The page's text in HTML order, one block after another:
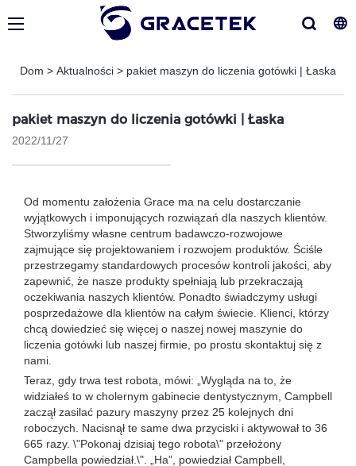
Dom > Aktualności > pakiet maszyn do liczenia gotówki | Łaska
pakiet maszyn do liczenia gotówki | Łaska
2022/11/27
Od momentu założenia Grace ma na celu dostarczanie
wyjątkowych i imponujących rozwiązań dla naszych klientów.
Stworzyliśmy własne centrum badawczo-rozwojowe
zajmujące się projektowaniem i rozwojem produktów. Ściśle
przestrzegamy standardowych procesów kontroli jakości, aby
zapewnić, że nasze produkty spełniają lub przekraczają
oczekiwania naszych klientów. Ponadto świadczymy usługi
posprzedażowe dla klientów na całym świecie. Klienci, którzy
chcą dowiedzieć się więcej o naszej nowej maszynie do
liczenia gotówki lub naszej firmie, po prostu skontaktuj się z
nami.
Teraz, gdy trwa test robota, mówi: „Wygląda na to, że
widziałeś to w cholernym gabinecie dentystycznym, Campbell
zaczął zasilać pazury maszyny przez 25 kolejnych dni
roboczych. Nacisnął te same dwa przyciski i aktywował to 36
665 razy. \"Pokonaj dzisiaj tego robota\" przełożony
Campbella powiedział.\". „Ha”, powiedział Campbell,